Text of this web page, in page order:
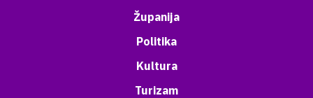
Županija
Politika
Kultura
Turizam